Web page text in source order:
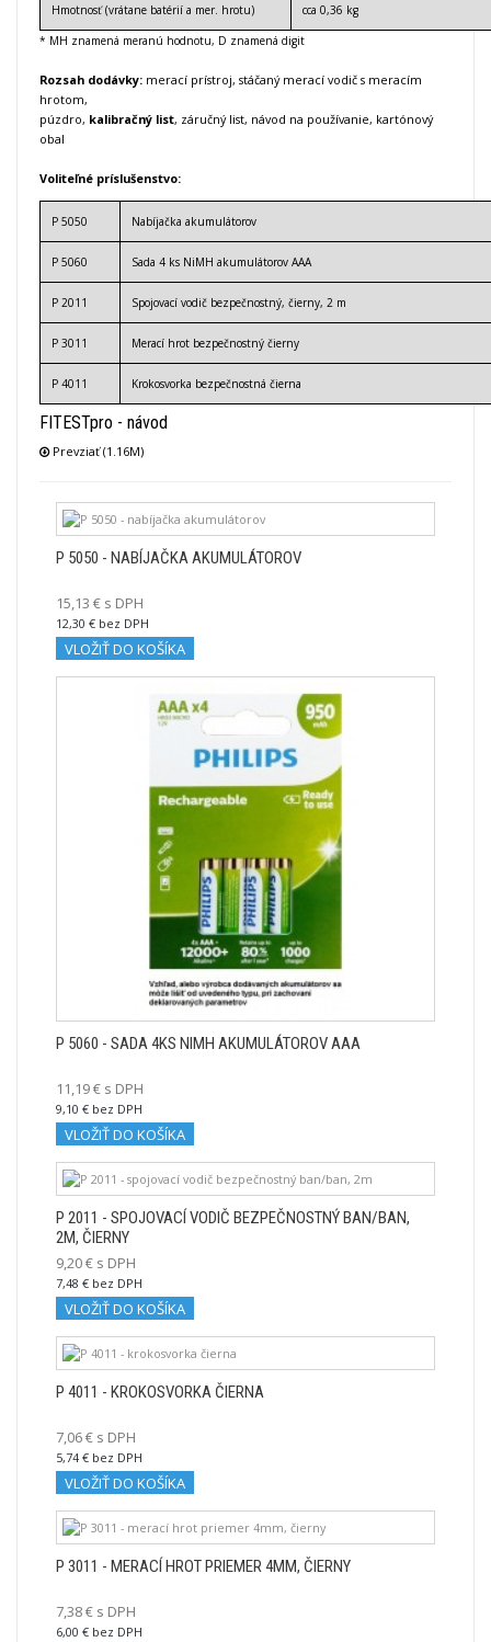
Hmotnosť (vrátane batérií a mer. hrotu)
cca 0,36 kg
* MH znamená meranú hodnotu, D znamená digit
Rozsah dodávky: merací prístroj, stáčaný merací vodič s meracím
hrotom,
púzdro, kalibračný list, záručný list, návod na používanie, kartónový
obal
Voliteľné príslušenstvo:
P 5050 Nabíjačka akumulátorov
P 5060 Sada 4 ks NiMH akumulátorov AAA
P 2011 Spojovací vodič bezpečnostný, čierny, 2 m
P 3011 Merací hrot bezpečnostný čierny
P 4011 Krokosvorka bezpečnostná čierna
FITESTpro - návod
Prevziať (1.16M)
P 5050 - NABÍJAČKA AKUMULÁTOROV
15,13 € s DPH
12,30 € bez DPH
VLOŽIŤ DO KOŠÍKA
P 5060 - SADA 4KS NIMH AKUMULÁTOROV AAA
11,19 € s DPH
9,10 € bez DPH
VLOŽIŤ DO KOŠÍKA
P 2011 - SPOJOVACÍ VODIČ BEZPEČNOSTNÝ BAN/BAN,
2M, ČIERNY
9,20 € s DPH
7,48 € bez DPH
VLOŽIŤ DO KOŠÍKA
P 4011 - KROKOSVORKA ČIERNA
7,06 € s DPH
5,74 € bez DPH
VLOŽIŤ DO KOŠÍKA
P 3011 - MERACÍ HROT PRIEMER 4MM, ČIERNY
7,38 € s DPH
6,00 € bez DPH